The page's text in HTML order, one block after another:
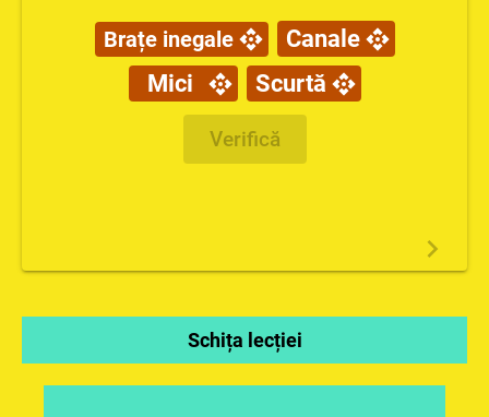
Brațe inegale
Canale
Mici
Scurtă
Verifică
Schița lecției